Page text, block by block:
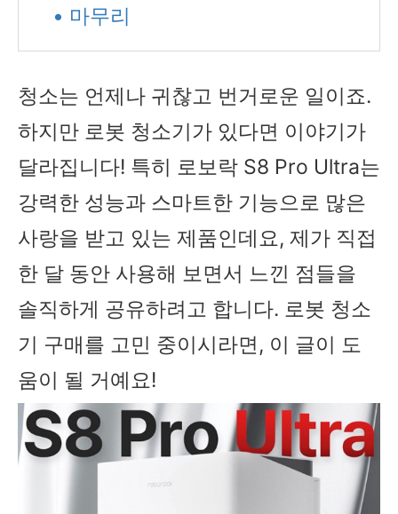
• 마무리
청소는 언제나 귀찮고 번거로운 일이죠.
하지만 로봇 청소기가 있다면 이야기가
달라집니다! 특히 로보락 S8 Pro Ultra는
강력한 성능과 스마트한 기능으로 많은
사랑을 받고 있는 제품인데요, 제가 직접
한 달 동안 사용해 보면서 느낀 점들을
솔직하게 공유하려고 합니다. 로봇 청소
기 구매를 고민 중이시라면, 이 글이 도
움이 될 거예요!